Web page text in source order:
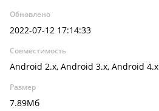
Обновлено
2022-07-12 17:14:33
Совместимость
Android 2.x, Android 3.x, Android 4.x
Размер
7.89Мб